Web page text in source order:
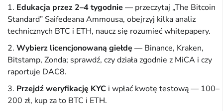
Edukacja przez 2–4 tygodnie — przeczytaj „The Bitcoin
Standard” Saifedeana Ammousa, obejrzyj kilka analiz
technicznych BTC i ETH, naucz się rozumieć whitepapery.
Wybierz licencjonowaną giełdę — Binance, Kraken,
Bitstamp, Zonda; sprawdź, czy działa zgodnie z MiCA i czy
raportuje DAC8.
Przejdź weryfikację KYC i wpłać kwotę testową — 100–
200 zł, kup za to BTC i ETH.